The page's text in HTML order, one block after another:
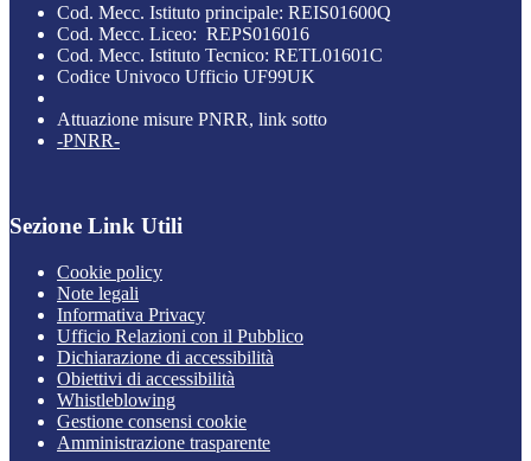
Cod. Mecc. Istituto principale: REIS01600Q
Cod. Mecc. Liceo: REPS016016
Cod. Mecc. Istituto Tecnico: RETL01601C
Codice Univoco Ufficio UF99UK
Attuazione misure PNRR, link sotto
-PNRR-
Sezione Link Utili
Cookie policy
Note legali
Informativa Privacy
Ufficio Relazioni con il Pubblico
Dichiarazione di accessibilità
Obiettivi di accessibilità
Whistleblowing
Gestione consensi cookie
Amministrazione trasparente